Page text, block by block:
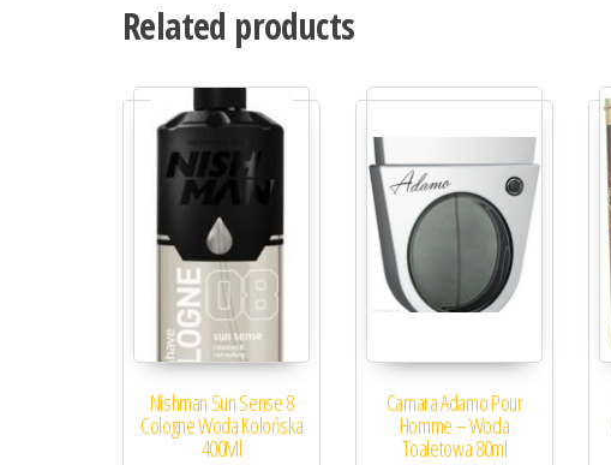
Related products
Nishman Sun Sense 8
Cologne Woda Kolońska
400Ml
Camara Adamo Pour
Homme – Woda
Toaletowa 80ml